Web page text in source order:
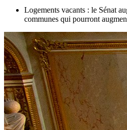
Logements vacants : le Sénat
communes qui pourront